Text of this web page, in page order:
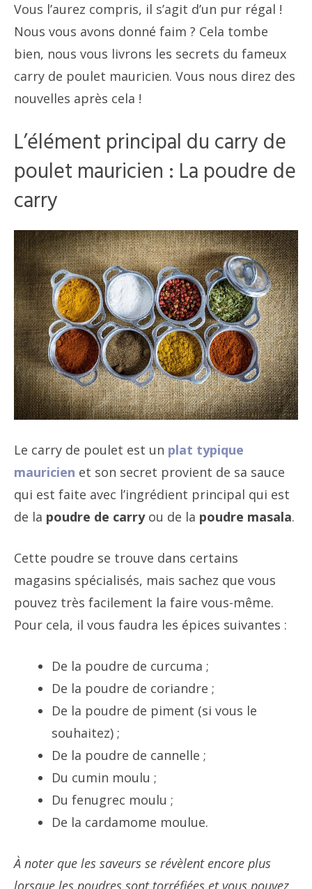
Vous l’aurez compris, il s’agit d’un pur régal !
Nous vous avons donné faim ? Cela tombe
bien, nous vous livrons les secrets du fameux
carry de poulet mauricien. Vous nous direz des
nouvelles après cela !
L’élément principal du carry de
poulet mauricien : La poudre de
carry
Le carry de poulet est un plat typique
mauricien et son secret provient de sa sauce
qui est faite avec l’ingrédient principal qui est
de la poudre de carry ou de la poudre masala.
Cette poudre se trouve dans certains
magasins spécialisés, mais sachez que vous
pouvez très facilement la faire vous-même.
Pour cela, il vous faudra les épices suivantes :
De la poudre de curcuma ;
De la poudre de coriandre ;
De la poudre de piment (si vous le
souhaitez) ;
De la poudre de cannelle ;
Du cumin moulu ;
Du fenugrec moulu ;
De la cardamome moulue.
À noter que les saveurs se révèlent encore plus
lorsque les poudres sont torréfiées et vous pouvez